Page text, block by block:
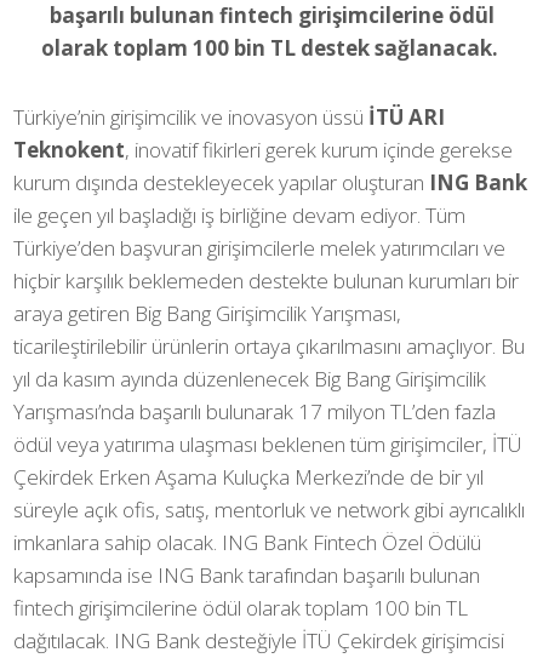
başarılı bulunan fintech girişimcilerine ödül
olarak toplam 100 bin TL destek sağlanacak.
Türkiye’nin girişimcilik ve inovasyon üssü İTÜ ARI
Teknokent, inovatif fikirleri gerek kurum içinde gerekse
kurum dışında destekleyecek yapılar oluşturan ING Bank
ile geçen yıl başladığı iş birliğine devam ediyor. Tüm
Türkiye’den başvuran girişimcilerle melek yatırımcıları ve
hiçbir karşılık beklemeden destekte bulunan kurumları bir
araya getiren Big Bang Girişimcilik Yarışması,
ticarileştirilebilir ürünlerin ortaya çıkarılmasını amaçlıyor. Bu
yıl da kasım ayında düzenlenecek Big Bang Girişimcilik
Yarışması’nda başarılı bulunarak 17 milyon TL’den fazla
ödül veya yatırıma ulaşması beklenen tüm girişimciler, İTÜ
Çekirdek Erken Aşama Kuluçka Merkezi’nde de bir yıl
süreyle açık ofis, satış, mentorluk ve network gibi ayrıcalıklı
imkanlara sahip olacak. ING Bank Fintech Özel Ödülü
kapsamında ise ING Bank tarafından başarılı bulunan
fintech girişimcilerine ödül olarak toplam 100 bin TL
dağıtılacak. ING Bank desteğiyle İTÜ Çekirdek girişimcisi